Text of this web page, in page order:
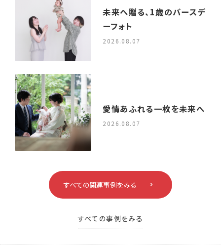
未来へ贈る、1歳のバースデ
ーフォト
2026.08.07
愛情あふれる一枚を未来へ
2026.08.07
すべての関連事例をみる
すべての事例をみる